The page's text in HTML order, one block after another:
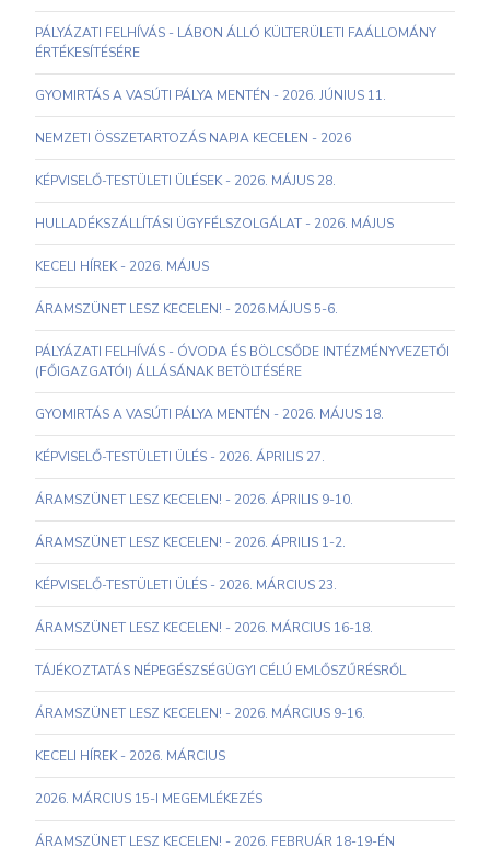
PÁLYÁZATI FELHÍVÁS - LÁBON ÁLLÓ KÜLTERÜLETI FAÁLLOMÁNY
ÉRTÉKESÍTÉSÉRE
GYOMIRTÁS A VASÚTI PÁLYA MENTÉN - 2026. JÚNIUS 11.
NEMZETI ÖSSZETARTOZÁS NAPJA KECELEN - 2026
KÉPVISELŐ-TESTÜLETI ÜLÉSEK - 2026. MÁJUS 28.
HULLADÉKSZÁLLÍTÁSI ÜGYFÉLSZOLGÁLAT - 2026. MÁJUS
KECELI HÍREK - 2026. MÁJUS
ÁRAMSZÜNET LESZ KECELEN! - 2026.MÁJUS 5-6.
PÁLYÁZATI FELHÍVÁS - ÓVODA ÉS BÖLCSŐDE INTÉZMÉNYVEZETŐI
(FŐIGAZGATÓI) ÁLLÁSÁNAK BETÖLTÉSÉRE
GYOMIRTÁS A VASÚTI PÁLYA MENTÉN - 2026. MÁJUS 18.
KÉPVISELŐ-TESTÜLETI ÜLÉS - 2026. ÁPRILIS 27.
ÁRAMSZÜNET LESZ KECELEN! - 2026. ÁPRILIS 9-10.
ÁRAMSZÜNET LESZ KECELEN! - 2026. ÁPRILIS 1-2.
KÉPVISELŐ-TESTÜLETI ÜLÉS - 2026. MÁRCIUS 23.
ÁRAMSZÜNET LESZ KECELEN! - 2026. MÁRCIUS 16-18.
TÁJÉKOZTATÁS NÉPEGÉSZSÉGÜGYI CÉLÚ EMLŐSZŰRÉSRŐL
ÁRAMSZÜNET LESZ KECELEN! - 2026. MÁRCIUS 9-16.
KECELI HÍREK - 2026. MÁRCIUS
2026. MÁRCIUS 15-I MEGEMLÉKEZÉS
ÁRAMSZÜNET LESZ KECELEN! - 2026. FEBRUÁR 18-19-ÉN